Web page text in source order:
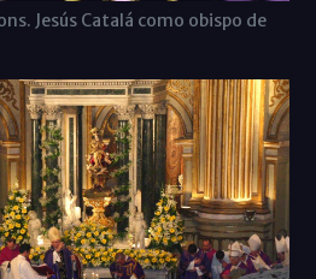
Jesús Catalá como obispo de